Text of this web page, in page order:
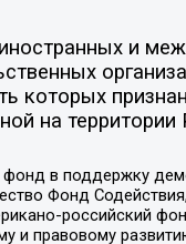
и
которых
на территории
в поддержку
Фонд
российский
и правовому